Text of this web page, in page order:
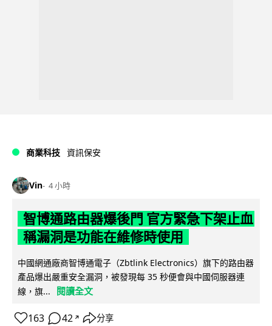
商業科技 資訊保安
Vin 4 小時
智博通路由器爆後門 官方緊急下架止血
稱漏洞是功能在維修時使用
中國網通廠商智博通電子（Zbtlink Electronics）旗下的路由器
產品爆出嚴重安全漏洞，被發現每 35 秒便會與中國伺服器連
線，旗...
閱讀全文
163 42 ↗ 分享